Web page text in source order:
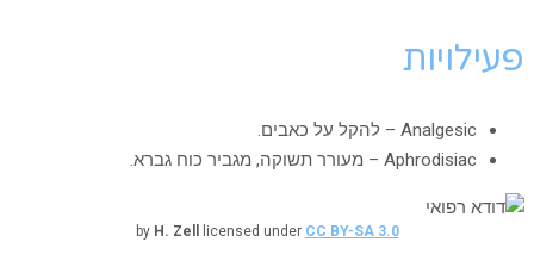
פעילויות
Analgesic – להקל על כאבים.
Aphrodisiac – מעורר תשוקה, מגביר כוח גברא.
by H. Zell licensed under CC BY-SA 3.0